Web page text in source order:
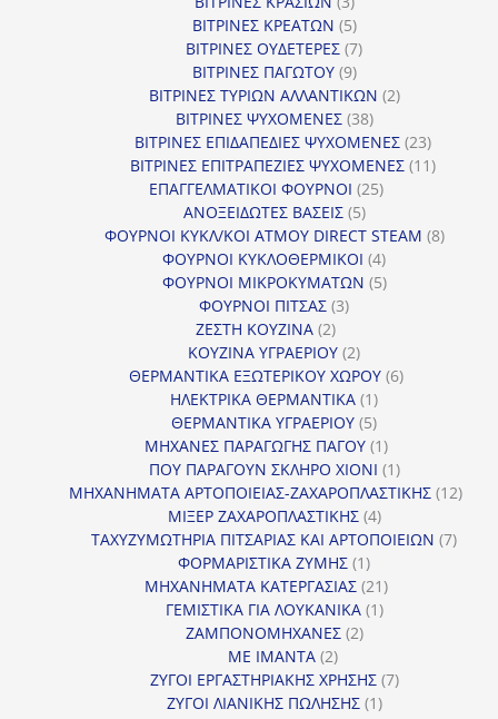
προϊόντα
ΒΙΤΡΙΝΕΣ ΚΡΕΑΤΩΝ 55
προϊόντα
ΒΙΤΡΙΝΕΣ ΟΥΔΕΤΕΡΕΣ 77
ΒΙΤΡΙΝΕΣ ΠΑΓΩΤΟΥ 99
προϊόντα
ΒΙΤΡΙΝΕΣ ΤΥΡΙΩΝ ΑΛΛΑΝΤΙΚΩΝ 22
ΒΙΤΡΙΝΕΣ ΨΥΧΟΜΕΝΕΣ 3838
προϊόντα
ΒΙΤΡΙΝΕΣ ΕΠΙΔΑΠΕΔΙΕΣ ΨΥΧΟΜΕΝΕΣ 2323
προϊόντα
ΒΙΤΡΙΝΕΣ ΕΠΙΤΡΑΠΕΖΙΕΣ ΨΥΧΟΜΕΝΕΣ 1111
ΕΠΑΓΓΕΛΜΑΤΙΚΟΙ ΦΟΥΡΝΟΙ 2525
ΑΝΟΞΕΙΔΩΤΕΣ ΒΑΣΕΙΣ 55
προϊόντα
ΦΟΥΡΝΟΙ ΚΥΚΛ/ΚΟΙ ΑΤΜΟΥ DIRECT STEAM 88
ΦΟΥΡΝΟΙ ΚΥΚΛΟΘΕΡΜΙΚΟΙ 44
προϊόντα
ΦΟΥΡΝΟΙ ΜΙΚΡΟΚΥΜΑΤΩΝ 55
ΦΟΥΡΝΟΙ ΠΙΤΣΑΣ 33
ΖΕΣΤΗ ΚΟΥΖΙΝΑ 22
προϊόντα
ΚΟΥΖΙΝΑ ΥΓΡΑΕΡΙΟΥ 22
προϊόντα
ΘΕΡΜΑΝΤΙΚΑ ΕΞΩΤΕΡΙΚΟΥ ΧΩΡΟΥ 66
ΗΛΕΚΤΡΙΚΑ ΘΕΡΜΑΝΤΙΚΑ 11
προϊόν
ΘΕΡΜΑΝΤΙΚΑ ΥΓΡΑΕΡΙΟΥ 55
προϊόντα
ΜΗΧΑΝΕΣ ΠΑΡΑΓΩΓΗΣ ΠΑΓΟΥ 11
προϊόν
ΠΟΥ ΠΑΡΑΓΟΥΝ ΣΚΛΗΡΟ ΧΙΟΝΙ 11
προϊόν
ΜΗΧΑΝΗΜΑΤΑ ΑΡΤΟΠΟΙΕΙΑΣ-ΖΑΧΑΡΟΠΛΑΣΤΙΚΗΣ 1212
ΜΙΞΕΡ ΖΑΧΑΡΟΠΛΑΣΤΙΚΗΣ 44
προϊόντα
ΤΑΧΥΖΥΜΩΤΗΡΙΑ ΠΙΤΣΑΡΙΑΣ ΚΑΙ ΑΡΤΟΠΟΙΕΙΩΝ 77
ΦΟΡΜΑΡΙΣΤΙΚΑ ΖΥΜΗΣ 11
προϊόν
ΜΗΧΑΝΗΜΑΤΑ ΚΑΤΕΡΓΑΣΙΑΣ 2121
προϊόντα
ΓΕΜΙΣΤΙΚΑ ΓΙΑ ΛΟΥΚΑΝΙΚΑ 11
ΖΑΜΠΟΝΟΜΗΧΑΝΕΣ 22
ΜΕ ΙΜΑΝΤΑ 22
προϊόντα
ΖΥΓΟΙ ΕΡΓΑΣΤΗΡΙΑΚΗΣ ΧΡΗΣΗΣ 77
ΖΥΓΟΙ ΛΙΑΝΙΚΗΣ ΠΩΛΗΣΗΣ 11